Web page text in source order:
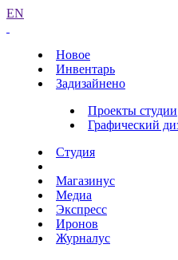
EN
Новое
Инвентарь
Задизайнено
Проекты студии
Графический
Студия
Магазинус
Медиа
Экспресс
Иронов
Журналус